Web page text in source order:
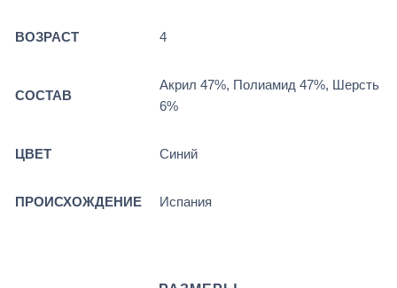
ВОЗРАСТ 4
СОСТАВ
Акрил 47%, Полиамид 47%, Шерсть
6%
ЦВЕТ Синий
ПРОИСХОЖДЕНИЕ Испания